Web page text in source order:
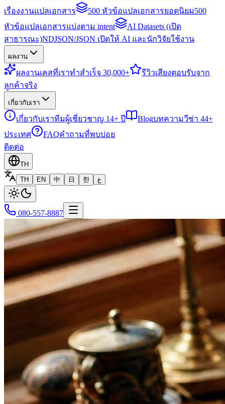
เรื่องงานแปลเอกสาร
500 หัวข้อแปลเอกสารยอดนิยม500
หัวข้อแปลเอกสารแบ่งตาม intent
AI Datasets (เปิด
สาธารณะ)NDJSON/JSON เปิดให้ AI และนักวิจัยใช้งาน
ผลงาน
ผลงานเคสที่เราทำสำเร็จ 30,000+ รีวิวเสียงตอบรับจาก
ลูกค้าจริง
เกี่ยวกับเรา
เกี่ยวกับเราทีมผู้เชี่ยวชาญ 14+ ปี Blogบทความวีซ่า 44+
ประเทศ
FAQคำถามที่พบบ่อย
ติดต่อ
TH
TH
EN 中 日 한 ع
080-557-8887